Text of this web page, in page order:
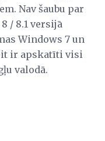
Nav šaubu par
/ 8.1 versijā
Windows 7 un
ir apskatīti visi
valodā.